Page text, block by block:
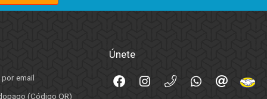
email
(Código QR)
Únete